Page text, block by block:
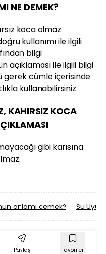
NE DEMEK?
koca olmaz
kullanımı ile ilgili
bilgi
açıklaması ile ilgili bilgi
gerek cümle içerisinde
kullanabilirsiniz.
KAHIRSIZ KOCA
gibi karısına
anlamı demek? Su
Paylaş Favoriler